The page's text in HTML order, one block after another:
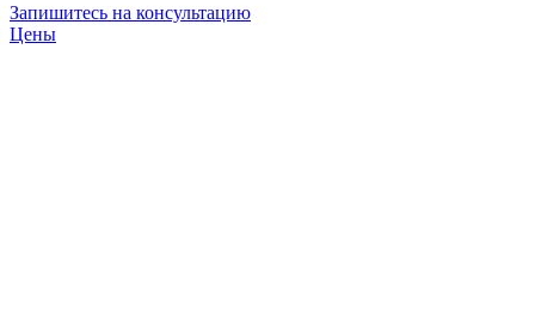
Запишитесь на консультацию
Цены